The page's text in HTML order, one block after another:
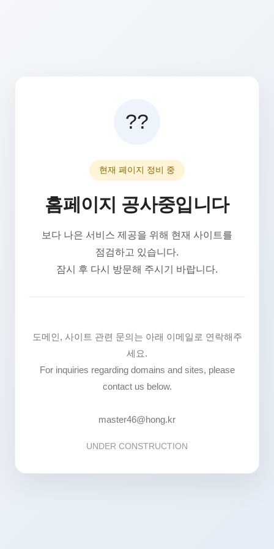
??
현재 페이지 정비 중
홈페이지 공사중입니다
보다 나은 서비스 제공을 위해 현재 사이트를
점검하고 있습니다.
잠시 후 다시 방문해 주시기 바랍니다.
도메인, 사이트 관련 문의는 아래 이메일로 연락해주
세요.
For inquiries regarding domains and sites, please
contact us below.
master46@hong.kr
UNDER CONSTRUCTION